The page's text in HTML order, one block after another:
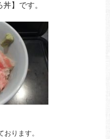
】です。
ります。